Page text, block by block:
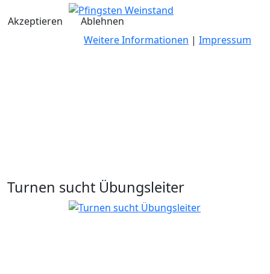
Turnen sucht Übungsleiter
Akzeptieren
Ablehnen
Weitere Informationen | Impressum